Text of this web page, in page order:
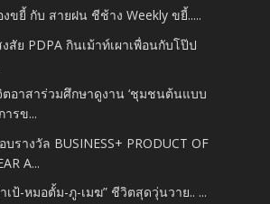
งขยี้ กับ สายฝน ชีช้าง Weekly ขยี้.....
สัย PDPA กินเม้าท์เผาเพื่อนกับโป๊ป
อาสาร่วมศึกษาดูงาน ‘ชุมชนต้นแบบ
ารข...
รางวัล BUSINESS+ PRODUCT OF
A...
เป้-หมอตั้ม-ภู-เมฆ” ชีวิตสุดวุ่นวาย.. ...